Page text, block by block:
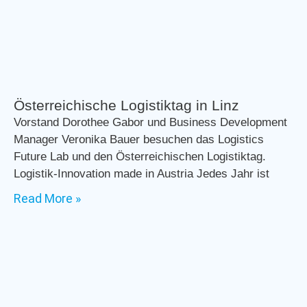
Österreichische Logistiktag in Linz
Vorstand Dorothee Gabor und Business Development
Manager Veronika Bauer besuchen das Logistics
Future Lab und den Österreichischen Logistiktag.
Logistik-Innovation made in Austria Jedes Jahr ist
Read More »